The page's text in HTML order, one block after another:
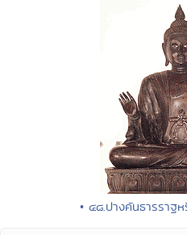
• ๔๘.ปางคันธารราฐ